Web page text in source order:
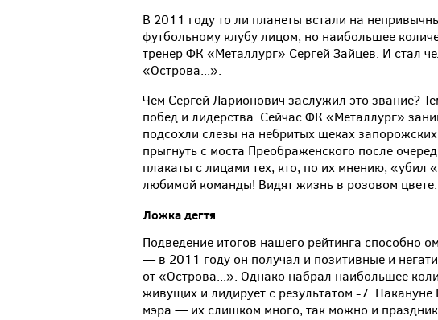
В 2011 году то ли планеты встали на
футбольному клубу лицом, но наибольшее
тренер ФК «Металлург» Сергей Зайцев. И стал
«Острова...».
Чем Сергей Ларионович заслужил это звание?
побед и лидерства. Сейчас ФК «Металлург»
подсохли слезы на небритых щеках
прыгнуть с моста Преображенского после
плакаты с лицами тех, кто, по их мнению, «убил
любимой команды! Видят жизнь в розовом
Ложка дегтя
Подведение итогов нашего рейтинга способно
— в 2011 году он получал и позитивные и
от «Острова...». Однако набрал наибольшее
живущих и лидирует с результатом -7. Накануне
мэра — их слишком много, так можно и